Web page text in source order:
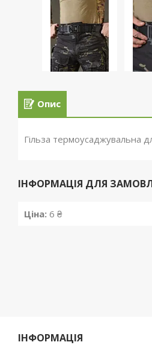
Опис
Гільза термоусаджувальна
ІНФОРМАЦІЯ ДЛЯ
Ціна: 6 ₴
ІНФОРМАЦІЯ